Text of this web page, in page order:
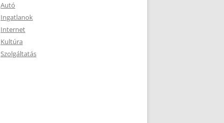
Autó
Ingatlanok
Internet
Kultúra
Szolgáltatás